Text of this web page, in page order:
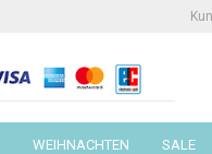
WEIHNACHTEN SALE